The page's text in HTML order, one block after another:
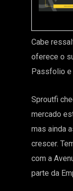
Cabe
oferece o
Passfolio e
Sproutfi
mercado
mas ainda
crescer.
com a
parte da